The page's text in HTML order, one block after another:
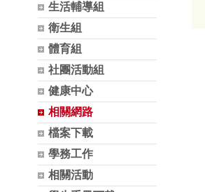
生活輔導組
衛生組
體育組
社團活動組
健康中心
相關網路
檔案下載
學務工作
相關活動